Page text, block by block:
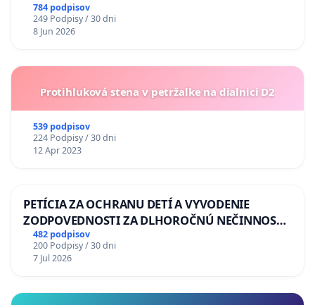
784 podpisov
249 Podpisy / 30 dni
8 Jun 2026
Protihluková stena v petržalke na dialnici D2
539 podpisov
224 Podpisy / 30 dni
12 Apr 2023
PETÍCIA ZA OCHRANU DETÍ A VYVODENIE
ZODPOVEDNOSTI ZA DLHOROČNÚ NEČINNOSŤ
A ZLYHANIE ŠTÁTU
482 podpisov
200 Podpisy / 30 dni
7 Jul 2026